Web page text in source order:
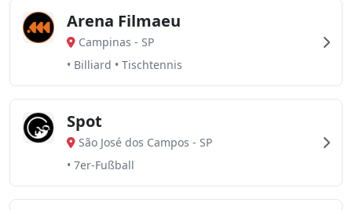
Arena Filmaeu
Campinas - SP
• Billiard • Tischtennis
Spot
São José dos Campos - SP
• 7er-Fußball